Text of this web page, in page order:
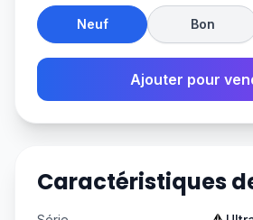
Neuf Bon
Ajouter pour
Caractéristiques